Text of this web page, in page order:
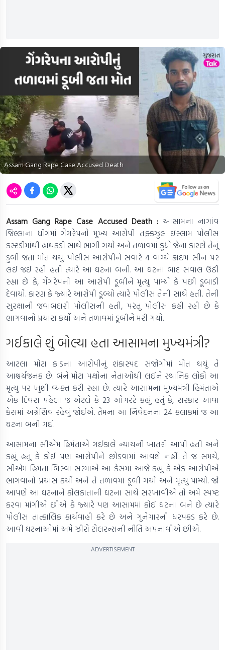
Assam Gang Rape Case Accused Death
Assam Gang Rape Case Accused Death :આસામના નાગાંવ
જિલ્લાના ધીંગમાં ગેંગરેપનો મુખ્ય આરોપી તફ્કઝુલ ઇસ્લામ પોલીસ
કસ્ટડીમાંથી હાથકડી સાથે ભાગી ગયો અને તળાવમાં કૂદ્યો જેના કારણે તેનું
ડુબી જતા મોત થયું. પોલીસ આરોપીને સવારે 4 વાગ્યે ક્રાઇમ સીન પર
લઈ જઈ રહી હતી ત્યારે આ ઘટના બની. આ ઘટના બાદ સવાલ ઉઠી
રહ્યા છે કે, ગેંગરેપનો આ આરોપી ડૂબીને મૃત્યુ પામ્યો કે પછી ડૂબાડી
દેવાયો. કારણ કે જ્યારે આરોપી ડૂબ્યો ત્યારે પોલીસ તેની સાથે હતી. તેની
સુરક્ષાની જવાબદારી પોલીસની હતી, પરંતુ પોલીસ કહી રહી છે કે
ભાગવાનો પ્રયાસ કર્યો અને તળાવમાં ડૂબીને મરી ગયો.
ગઈકાલે શું બોલ્યા હતા આસામના મુખ્યમંત્રી?
આટલા મોટા કાંડના આરોપીનું શંકાસ્પદ સંજોગોમાં મોત થયું તે
આશ્ચર્યજનક છે. બંને મોટા પક્ષોના નેતાઓથી લઈને સ્થાનિક લોકો આ
મૃત્યુ પર ખુશી વ્યક્ત કરી રહ્યા છે. ત્યારે આસામના મુખ્યમંત્રી હિમંતાએ
એક દિવસ પહેલા જ એટલે કે 23 ઓગસ્ટે કહ્યું હતું કે, સરકાર આવા
કેસમાં અગ્રેસિવ રહેવું જોઈએ. તેમના આ નિવેદનના 24 કલાકમાં જ આ
ઘટના બની ગઈ.
આસામના સીએમ હિમંતાએ ગઈકાલે ન્યાયની ખાતરી આપી હતી અને
કહ્યું હતું કે કોઈ પણ આરોપીને છોડવામાં આવશે નહીં. તે જ સમયે,
સીએમ હિમંતા બિસ્વા સરમાએ આ કેસમાં આજે કહ્યું કે એક આરોપીએ
ભાગવાનો પ્રયાસ કર્યો અને તે તળાવમાં ડૂબી ગયો અને મૃત્યુ પામ્યો. જો
આપણે આ ઘટનાને કોલકાતાની ઘટના સાથે સરખાવીએ તો અમે સ્પષ્ટ
કરવા માંગીએ છીએ કે જ્યારે પણ આસામમાં કોઈ ઘટના બને છે ત્યારે
પોલીસ તાત્કાલિક કાર્યવાહી કરે છે અને ગુનેગારની ધરપકડ કરે છે.
આવી ઘટનાઓમાં અમે ઝીરો ટોલરન્સની નીતિ અપનાવીએ છીએ.
ADVERTISEMENT